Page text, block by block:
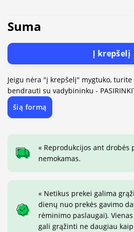
Suma
Į krepšelį
Jeigu nėra "į krepšelį" mygtuko,
bendrauti su vadybininku -
šią formą
« Reprodukcijos ant drobės
nemokamas.
« Netikus prekei galima
dienų nuo prekės gavimo
rėminimo paslaugai).
gali grąžinti ne daugiau